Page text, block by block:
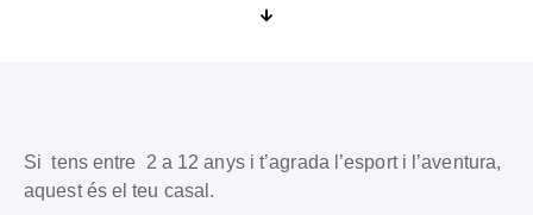
Si tens entre 2 a 12 anys i t’agrada l’esport i l’aventura,
aquest és el teu casal.